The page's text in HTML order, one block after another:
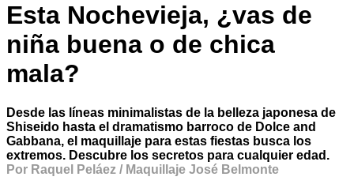
Esta Nochevieja, ¿vas de
niña buena o de chica
mala?
Desde las líneas minimalistas de la belleza japonesa de
Shiseido hasta el dramatismo barroco de Dolce and
Gabbana, el maquillaje para estas fiestas busca los
extremos. Descubre los secretos para cualquier edad.
Por Raquel Peláez / Maquillaje José Belmonte